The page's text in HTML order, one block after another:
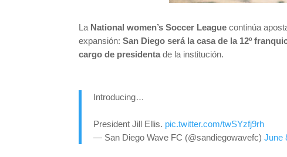
La National women’s Soccer League continúa
expansión:San Diego será la casa de la 12º
cargo de presidentade la institución.
Introducing…
President Jill Ellis. pic.twitter.com/twSYzfj9rh
— San Diego Wave FC (@sandiegowavefc)June